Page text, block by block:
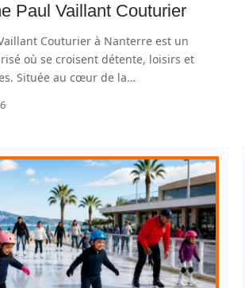
Paul Vaillant Couturier
Couturier à Nanterre est un
où se croisent détente, loisirs et
Située au cœur de la…